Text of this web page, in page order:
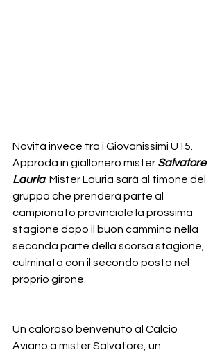
Novità invece tra i Giovanissimi U15.
Approda in giallonero mister Salvatore
Lauria. Mister Lauria sarà al timone del
gruppo che prenderà parte al
campionato provinciale la prossima
stagione dopo il buon cammino nella
seconda parte della scorsa stagione,
culminata con il secondo posto nel
proprio girone.
Un caloroso benvenuto al Calcio
Aviano a mister Salvatore, un